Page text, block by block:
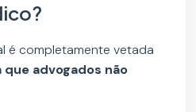
é completamente vetada
que advogados não